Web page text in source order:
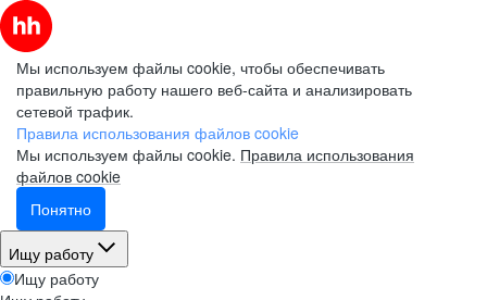
Мы используем файлы cookie, чтобы обеспечивать
правильную работу нашего веб-сайта и анализировать
сетевой трафик.
Правила использования файлов cookie
Мы используем файлы cookie. Правила использования
файлов cookie
Понятно
Ищу работу
Ищу работу